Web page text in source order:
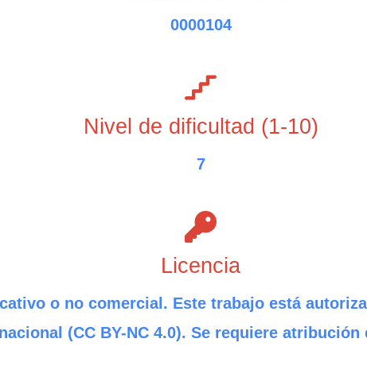
0000104
Nivel de dificultad (1-10)
7
Licencia
o no comercial. Este trabajo está
(CC BY-NC 4.0). Se requiere